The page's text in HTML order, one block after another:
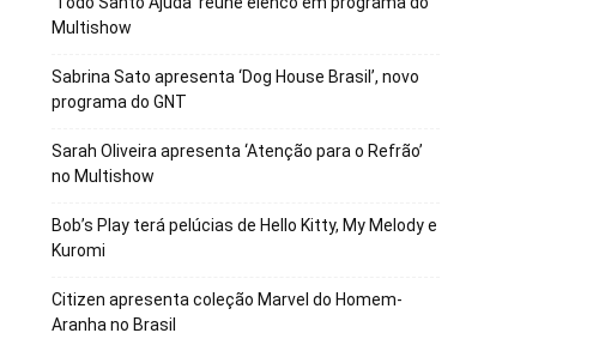
Multishow
Sabrina Sato apresenta ‘Dog House Brasil’, novo
programa do GNT
Sarah Oliveira apresenta ‘Atenção para o Refrão’
no Multishow
Bob’s Play terá pelúcias de Hello Kitty, My Melody e
Kuromi
Citizen apresenta coleção Marvel do Homem-
Aranha no Brasil